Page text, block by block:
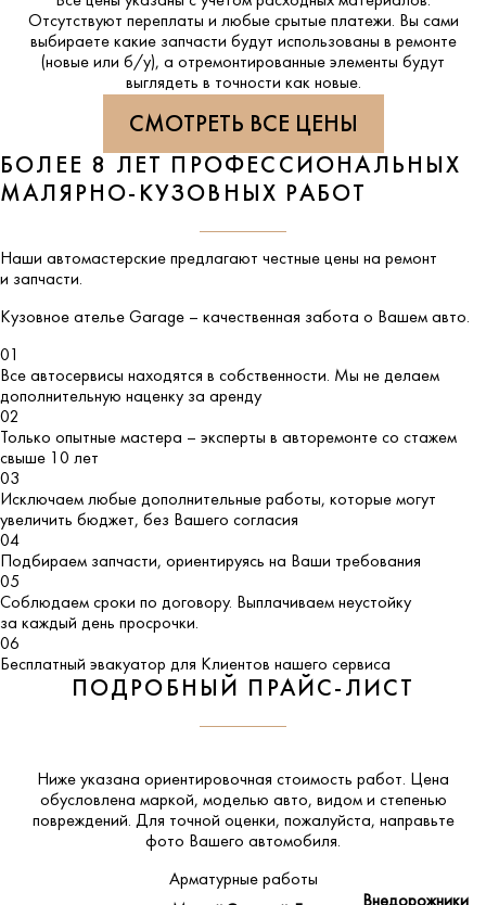
Отсутствуют переплаты и любые срытые платежи. Вы сами
выбираете какие запчасти будут использованы в ремонте
(новые или б/у), а отремонтированные элементы будут
выглядеть в точности как новые.
СМОТРЕТЬ ВСЕ ЦЕНЫ
БОЛЕЕ 8 ЛЕТ ПРОФЕССИОНАЛЬНЫХ
МАЛЯРНО-КУЗОВНЫХ РАБОТ
Наши автомастерские предлагают честные цены на ремонт
и запчасти.
Кузовное ателье Garage – качественная забота о Вашем авто.
01
Все автосервисы находятся в собственности. Мы не делаем
дополнительную наценку за аренду
02
Только опытные мастера – эксперты в авторемонте со стажем
свыше 10 лет
03
Исключаем любые дополнительные работы, которые могут
увеличить бюджет, без Вашего согласия
04
Подбираем запчасти, ориентируясь на Ваши требования
05
Соблюдаем сроки по договору. Выплачиваем неустойку
за каждый день просрочки.
06
Бесплатный эвакуатор для Клиентов нашего сервиса
ПОДРОБНЫЙ ПРАЙС-ЛИСТ
Ниже указана ориентировочная стоимость работ. Цена
обусловлена маркой, моделью авто, видом и степенью
повреждений. Для точной оценки, пожалуйста, направьте
фото Вашего автомобиля.
Арматурные работы
Внедорожники